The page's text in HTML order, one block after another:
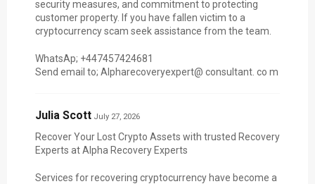
security measures, and commitment to protecting
customer property. If you have fallen victim to a
cryptocurrency scam seek assistance from the team.
WhatsAp; +447457424681
Send email to; Alpharecoveryexpert@ consultant. co m
Julia Scott July 27, 2026
Recover Your Lost Crypto Assets with trusted Recovery
Experts at Alpha Recovery Experts
Services for recovering cryptocurrency have become a